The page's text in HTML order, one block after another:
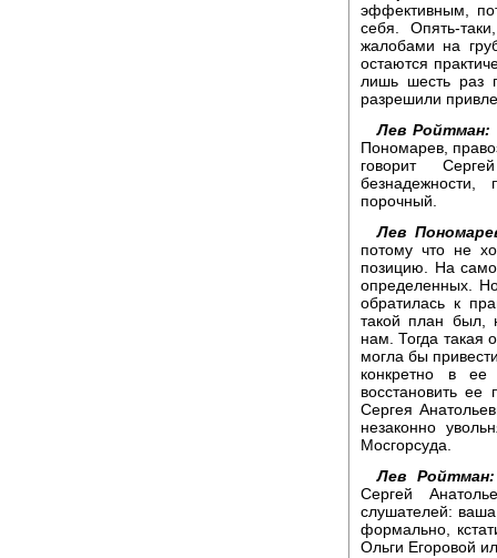
эффективным,
себя. Опять-
жалобами на
остаются
лишь шесть раз
разрешили
Лев Ройтман:
Пономарев,
говорит
порочный.
Лев
потому что не
позицию. На
определенных.
обратилась к
такой план был,
нам. Тогда такая
могла бы
конкретно в
восстановить
Сергея
незаконно
Мосгорсуда.
Лев Ройтман:
Сергей
слушателей:
формально,
Ольги Егоровой